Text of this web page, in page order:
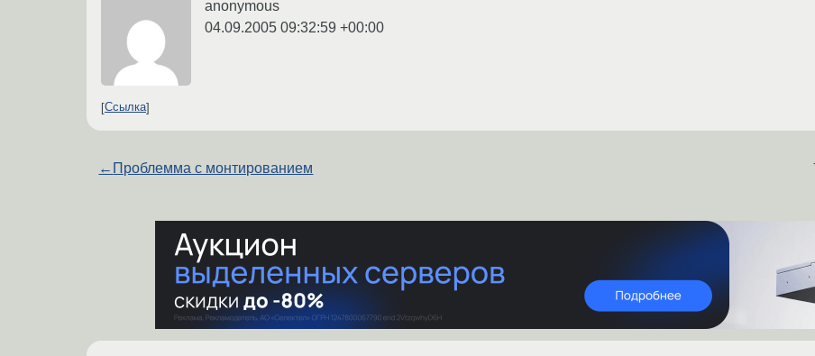
anonymous
04.09.2005 09:32:59 +00:00
Ссылка
← Проблемма с монтированием